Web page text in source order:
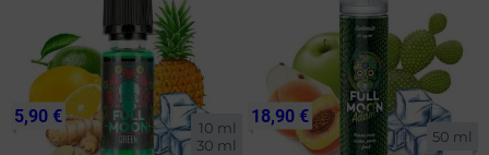
10 ml
30 ml
5,90 €
50 ml
18,90 €